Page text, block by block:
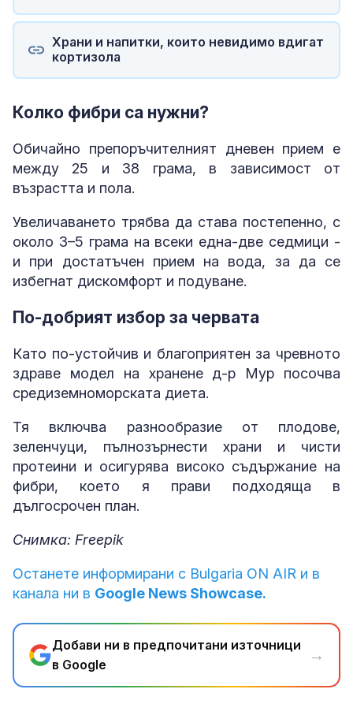
Храни и напитки, които невидимо вдигат
кортизола
Колко фибри са нужни?
Обичайно препоръчителният дневен прием е
между 25 и 38 грама, в зависимост от
възрастта и пола.
Увеличаването трябва да става постепенно, с
около 3–5 грама на всеки една-две седмици -
и при достатъчен прием на вода, за да се
избегнат дискомфорт и подуване.
По-добрият избор за червата
Като по-устойчив и благоприятен за чревното
здраве модел на хранене д-р Мур посочва
средиземноморската диета.
Тя включва разнообразие от плодове,
зеленчуци, пълнозърнести храни и чисти
протеини и осигурява високо съдържание на
фибри, което я прави подходяща в
дългосрочен план.
Снимка: Freepik
Останете информирани с Bulgaria ON AIR и в
канала ни в Google News Showcase.
Добави ни в предпочитани източници
в Google
→